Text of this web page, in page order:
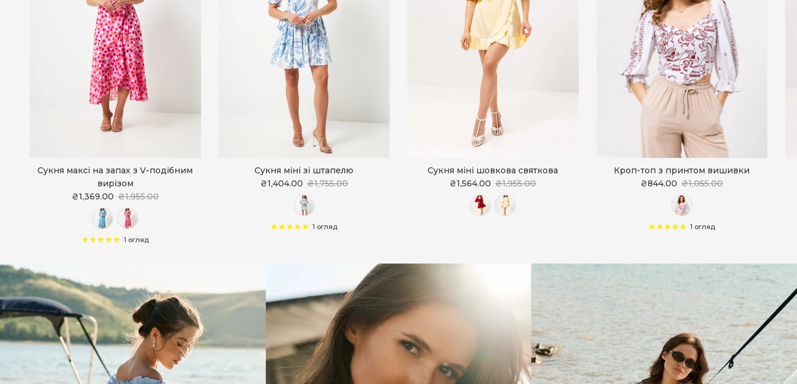
Сукня максі на запах з V-подібним
вирізом
₴1,369.00 ₴1,955.00
1 огляд
Сукня міні зі штапелю
₴1,404.00 ₴1,755.00
1 огляд
Сукня міні шовкова святкова
₴1,564.00 ₴1,955.00
Кроп-топ з принтом вишивки
₴844.00 ₴1,055.00
1 огляд